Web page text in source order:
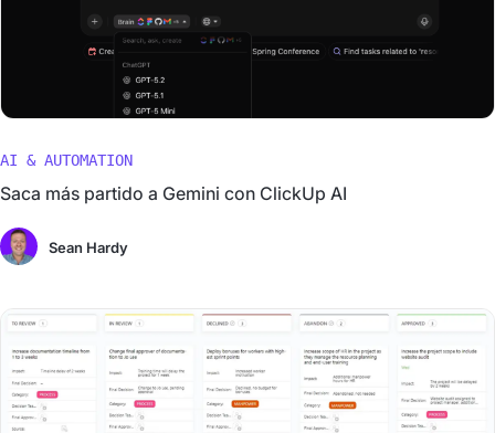
AI & AUTOMATION
Saca más partido a Gemini con ClickUp AI
Sean Hardy